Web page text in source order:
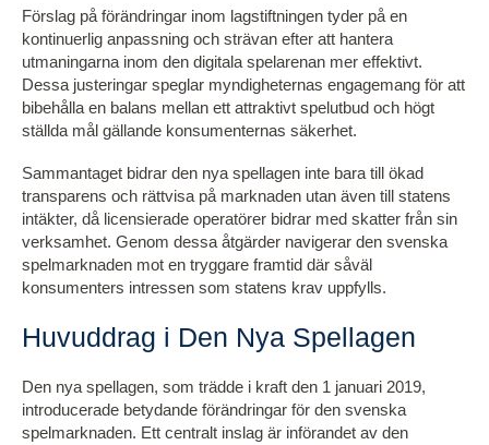
Förslag på förändringar inom lagstiftningen tyder på en
kontinuerlig anpassning och strävan efter att hantera
utmaningarna inom den digitala spelarenan mer effektivt.
Dessa justeringar speglar myndigheternas engagemang för att
bibehålla en balans mellan ett attraktivt spelutbud och högt
ställda mål gällande konsumenternas säkerhet.
Sammantaget bidrar den nya spellagen inte bara till ökad
transparens och rättvisa på marknaden utan även till statens
intäkter, då licensierade operatörer bidrar med skatter från sin
verksamhet. Genom dessa åtgärder navigerar den svenska
spelmarknaden mot en tryggare framtid där såväl
konsumenters intressen som statens krav uppfylls.
Huvuddrag i Den Nya Spellagen
Den nya spellagen, som trädde i kraft den 1 januari 2019,
introducerade betydande förändringar för den svenska
spelmarknaden. Ett centralt inslag är införandet av den